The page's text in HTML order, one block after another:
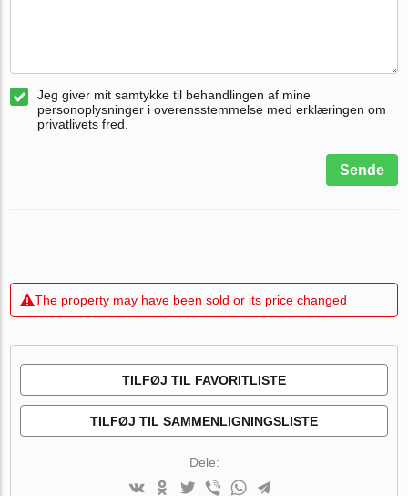
Jeg giver mit samtykke til behandlingen af mine
personoplysninger i overensstemmelse med erklæringen om
privatlivets fred.
Sende
The property may have been sold or its price changed
TILFØJ TIL FAVORITLISTE
TILFØJ TIL SAMMENLIGNINGSLISTE
Dele: